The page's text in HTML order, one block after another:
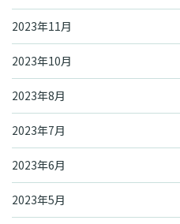
2023年11月
2023年10月
2023年8月
2023年7月
2023年6月
2023年5月